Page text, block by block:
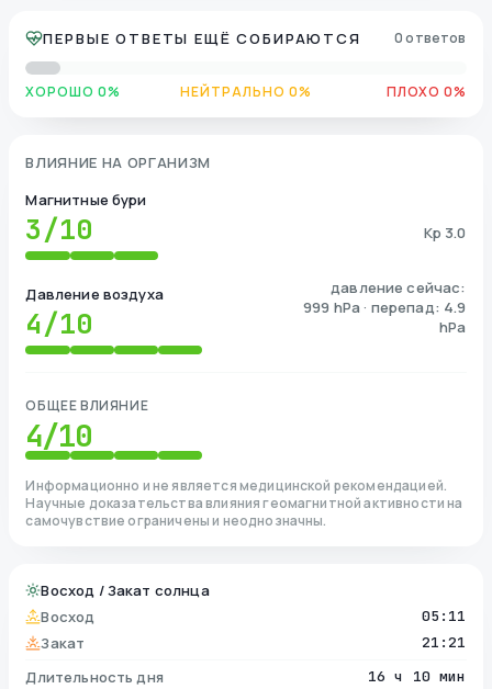
ПЕРВЫЕ ОТВЕТЫ ЕЩЁ СОБИРАЮТСЯ 0 ответов
ХОРОШО 0% НЕЙТРАЛЬНО 0% ПЛОХО 0%
ВЛИЯНИЕ НА ОРГАНИЗМ
Магнитные бури
3/10 Kp 3.0
Давление воздуха
4/10
давление сейчас:
999 hPa · перепад: 4.9
hPa
ОБЩЕЕ ВЛИЯНИЕ
4/10
Информационно и не является медицинской рекомендацией.
Научные доказательства влияния геомагнитной активности на
самочувствие ограничены и неоднозначны.
Восход / Закат солнца
Восход
05:11
Закат 21:21
Длительность дня 16 ч 10 мин